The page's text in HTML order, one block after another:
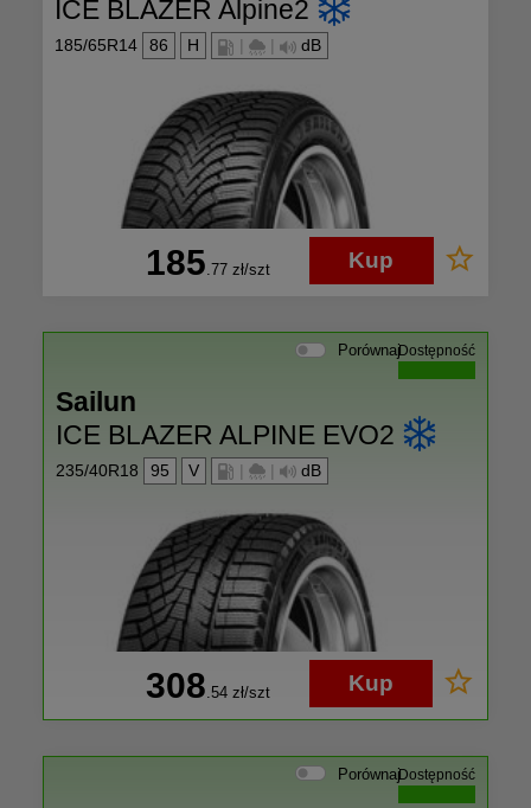
ICE BLAZER Alpine2
185/65R14 86 H | | dB
185.77zł/szt Kup
PorównajDostępność
Sailun
ICE BLAZER ALPINE EVO2
235/40R18 95 V | | dB
308 .54zł/szt Kup
PorównajDostępność